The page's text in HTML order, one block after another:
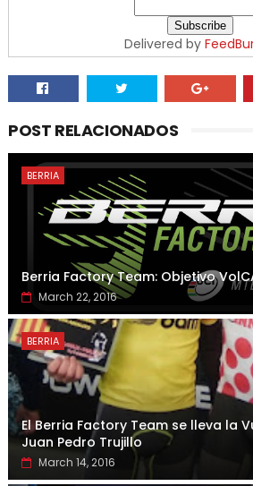
Delivered by
POST RELACIONADOS
BERRIA
Berria Factory Team: Objetivo
March 22, 2016
BERRIA
El Berria Factory Team se lleva la
Juan Pedro Trujillo
March 14, 2016